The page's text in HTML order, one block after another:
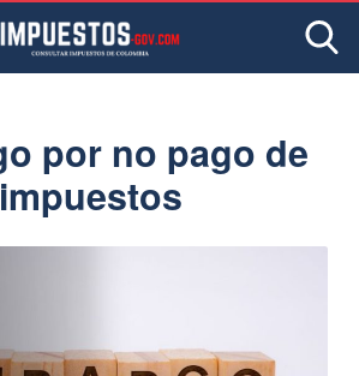
por no pago de
impuestos